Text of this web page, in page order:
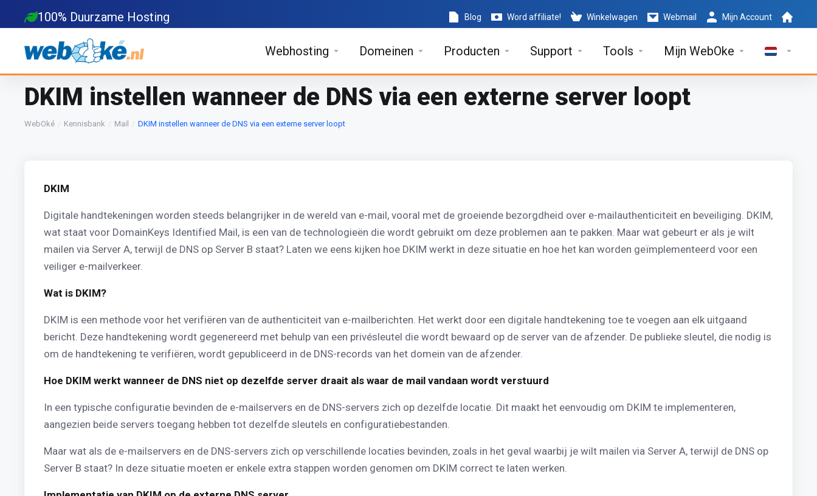
100% Duurzame Hosting Blog Word affiliate! Winkelwagen Webmail Mijn Account
Webhosting Domeinen Producten Support Tools Mijn WebOke
DKIM instellen wanneer de DNS via een externe server loopt
WebOké Kennisbank Mail DKIM instellen wanneer de DNS via een externe server loopt
DKIM
Digitale handtekeningen worden steeds belangrijker in de wereld van e-mail, vooral met de groeiende bezorgdheid over e-mailauthenticiteit en beveiliging. DKIM,
wat staat voor DomainKeys Identified Mail, is een van de technologieën die wordt gebruikt om deze problemen aan te pakken. Maar wat gebeurt er als je wilt
mailen via Server A, terwijl de DNS op Server B staat? Laten we eens kijken hoe DKIM werkt in deze situatie en hoe het kan worden geïmplementeerd voor een
veiliger e-mailverkeer.
Wat is DKIM?
DKIM is een methode voor het verifiëren van de authenticiteit van e-mailberichten. Het werkt door een digitale handtekening toe te voegen aan elk uitgaand
bericht. Deze handtekening wordt gegenereerd met behulp van een privésleutel die wordt bewaard op de server van de afzender. De publieke sleutel, die nodig is
om de handtekening te verifiëren, wordt gepubliceerd in de DNS-records van het domein van de afzender.
Hoe DKIM werkt wanneer de DNS niet op dezelfde server draait als waar de mail vandaan wordt verstuurd
In een typische configuratie bevinden de e-mailservers en de DNS-servers zich op dezelfde locatie. Dit maakt het eenvoudig om DKIM te implementeren,
aangezien beide servers toegang hebben tot dezelfde sleutels en configuratiebestanden.
Maar wat als de e-mailservers en de DNS-servers zich op verschillende locaties bevinden, zoals in het geval waarbij je wilt mailen via Server A, terwijl de DNS op
Server B staat? In deze situatie moeten er enkele extra stappen worden genomen om DKIM correct te laten werken.